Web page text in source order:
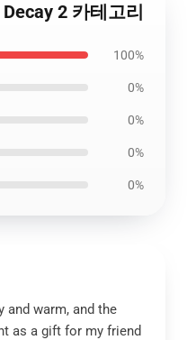
2 카테고리
100%
0%
0%
0%
0%
warm, and the
as a gift for my friend